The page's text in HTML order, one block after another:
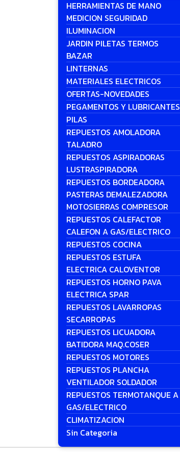
HERRAMIENTAS DE MANO
MEDICION SEGURIDAD
ILUMINACION
JARDIN PILETAS TERMOS
BAZAR
LINTERNAS
MATERIALES ELECTRICOS
OFERTAS-NOVEDADES
PEGAMENTOS Y LUBRICANTES
PILAS
REPUESTOS AMOLADORA
TALADRO
REPUESTOS ASPIRADORAS
LUSTRASPIRADORA
REPUESTOS BORDEADORA
PASTERAS DEMALEZADORA
MOTOSIERRAS COMPRESOR
REPUESTOS CALEFACTOR
CALEFON A GAS/ELECTRICO
REPUESTOS COCINA
REPUESTOS ESTUFA
ELECTRICA CALOVENTOR
REPUESTOS HORNO PAVA
ELECTRICA SPAR
REPUESTOS LAVARROPAS
SECARROPAS
REPUESTOS LICUADORA
BATIDORA MAQ.COSER
REPUESTOS MOTORES
REPUESTOS PLANCHA
VENTILADOR SOLDADOR
REPUESTOS TERMOTANQUE A
GAS/ELECTRICO
CLIMATIZACION
Sin Categoria